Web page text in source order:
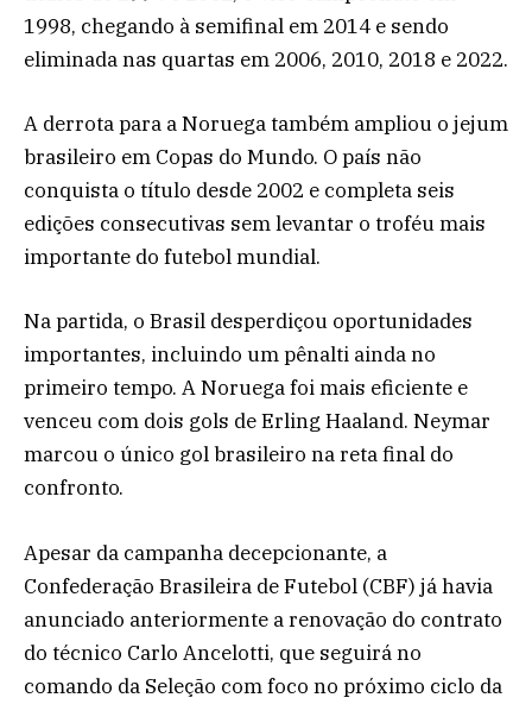
1998, chegando à semifinal em 2014 e sendo
eliminada nas quartas em 2006, 2010, 2018 e 2022.
A derrota para a Noruega também ampliou o jejum
brasileiro em Copas do Mundo. O país não
conquista o título desde 2002 e completa seis
edições consecutivas sem levantar o troféu mais
importante do futebol mundial.
Na partida, o Brasil desperdiçou oportunidades
importantes, incluindo um pênalti ainda no
primeiro tempo. A Noruega foi mais eficiente e
venceu com dois gols de Erling Haaland. Neymar
marcou o único gol brasileiro na reta final do
confronto.
Apesar da campanha decepcionante, a
Confederação Brasileira de Futebol (CBF) já havia
anunciado anteriormente a renovação do contrato
do técnico Carlo Ancelotti, que seguirá no
comando da Seleção com foco no próximo ciclo da